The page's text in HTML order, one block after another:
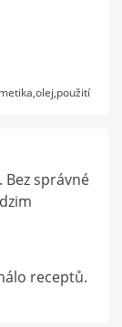
,olej,použití
správné
receptů.